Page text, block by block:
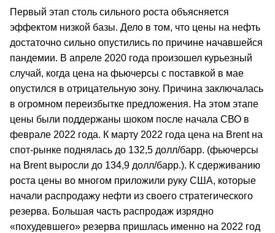
Первый этап столь сильного роста объясняется
эффектом низкой базы. Дело в том, что цены на нефть
достаточно сильно опустились по причине начавшейся
пандемии. В апреле 2020 года произошел курьезный
случай, когда цена на фьючерсы с поставкой в мае
опустился в отрицательную зону. Причина заключалась
в огромном переизбытке предложения. На этом этапе
цены были поддержаны шоком после начала СВО в
феврале 2022 года. К марту 2022 года цена на Brent на
спот-рынке поднялась до 132,5 долл/барр. (фьючерсы
на Brent выросли до 134,9 долл/барр.). К сдерживанию
роста цены во многом приложили руку США, которые
начали распродажу нефти из своего стратегического
резерва. Большая часть распродаж изрядно
«похудевшего» резерва пришлась именно на 2022 год